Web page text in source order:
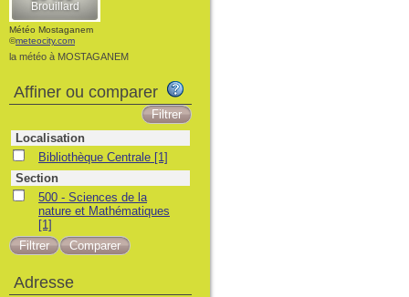
Météo Mostaganem
©meteocity.com
la météo à MOSTAGANEM
Affiner ou comparer
Localisation
Bibliothèque Centrale [1]
Section
500 - Sciences de la
nature et Mathématiques
[1]
Adresse